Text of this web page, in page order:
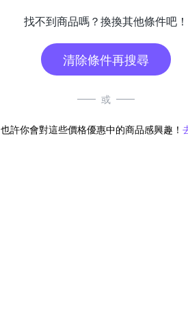
找不到商品嗎？換換其他條件吧！
清除條件再搜尋
或
也許你會對這些價格優惠中的商品感興趣！